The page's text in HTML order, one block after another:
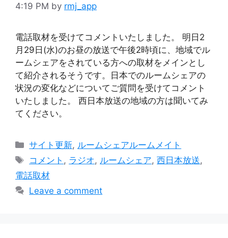
4:19 PM by rmj_app
電話取材を受けてコメントいたしました。 明日2
月29日(水)のお昼の放送で午後2時頃に、地域でル
ームシェアをされている方への取材をメインとし
て紹介されるそうです。日本でのルームシェアの
状況の変化などについてご質問を受けてコメント
いたしました。 西日本放送の地域の方は聞いてみ
てください。
Categories
サイト更新, ルームシェアルームメイト
Tags
コメント , ラジオ , ルームシェア,西日本放送,
電話取材
Leave a comment